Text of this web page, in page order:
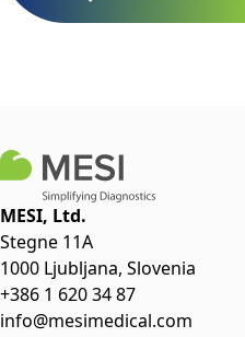
MESI, Ltd.
Stegne 11A
1000 Ljubljana, Slovenia
+386 1 620 34 87
info@mesimedical.com